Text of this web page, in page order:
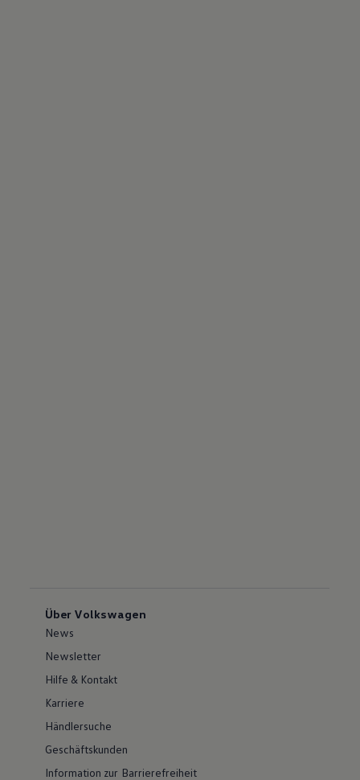
Über Volkswagen
News
Newsletter
Hilfe & Kontakt
Karriere
Händlersuche
Geschäftskunden
Information zur Barrierefreiheit